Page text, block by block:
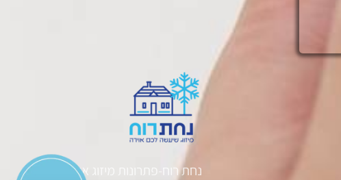
נחת רוח-פתרונות מיזוג אוויר.